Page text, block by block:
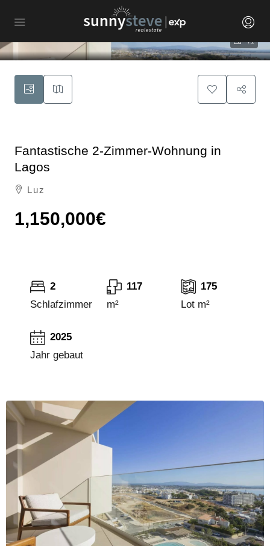
41
Fantastische 2-Zimmer-Wohnung in
Lagos
Luz
1,150,000€
2
Schlafzimmer
117
m²
175
Lot m²
2025
Jahr gebaut